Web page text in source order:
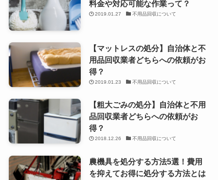
料金や対応可能な作業って？
2019.01.27 不用品回収について
【マットレスの処分】自治体と不
用品回収業者どちらへの依頼がお
得？
2019.01.23 不用品回収について
【粗大ごみの処分】自治体と不用
品回収業者どちらへの依頼がお
得？
2018.12.26 不用品回収について
農機具を処分する方法5選！費用
を抑えてお得に処分する方法とは